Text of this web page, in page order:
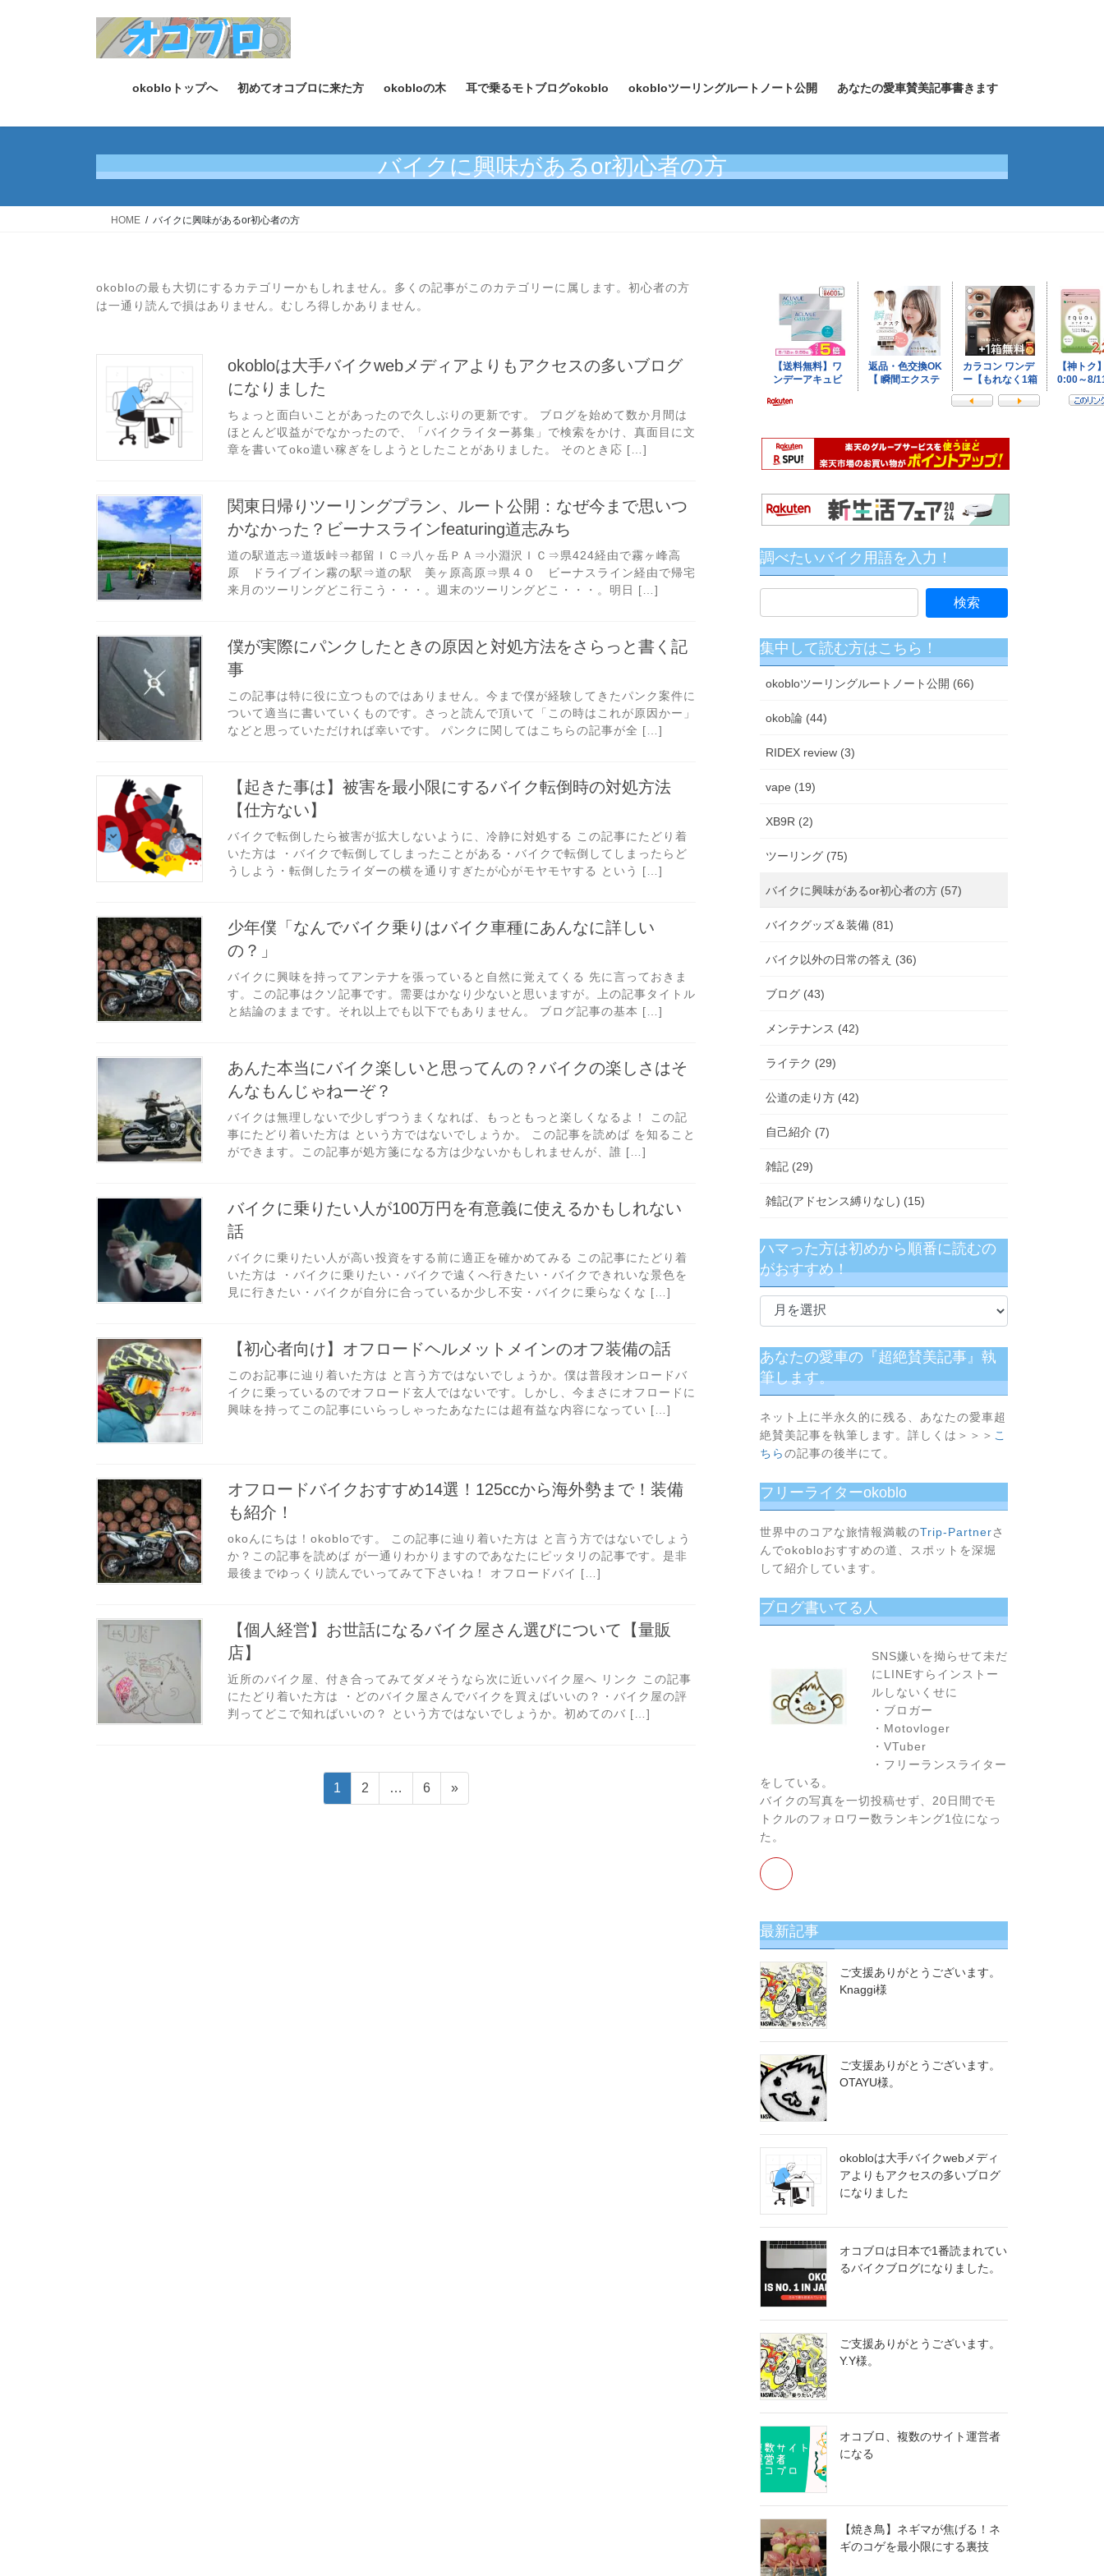
ス
ン
okobloトップへ 初めてオコブロに来た方 okobloの木 耳で乗るモトブログokoblo okobloツーリングルートノート公開 あなたの愛車賛美記事書きます
バイクに興味があるor初心者の方
HOME バイクに興味があるor初心者の方
okobloの最も大切にするカテゴリーかもしれません。多くの記事がこのカテゴリーに属します。初心者の方
は一通り読んで損はありません。むしろ得しかありません。
okobloは大手バイクwebメディアよりもアクセスの多いブログ
になりました
ちょっと面白いことがあったので久しぶりの更新です。 ブログを始めて数か月間は
ほとんど収益がでなかったので、「バイクライター募集」で検索をかけ、真面目に文
章を書いてoko遣い稼ぎをしようとしたことがありました。 そのとき応 […]
関東日帰りツーリングプラン、ルート公開：なぜ今まで思いつ
かなかった？ビーナスラインfeaturing道志みち
道の駅道志⇒道坂峠⇒都留ＩＣ⇒八ヶ岳ＰＡ⇒小淵沢ＩＣ⇒県424経由で霧ヶ峰高
原 ドライブイン霧の駅⇒道の駅 美ヶ原高原⇒県４０ ビーナスライン経由で帰宅
来月のツーリングどこ行こう・・・。週末のツーリングどこ・・・。明日 […]
僕が実際にパンクしたときの原因と対処方法をさらっと書く記
事
この記事は特に役に立つものではありません。今まで僕が経験してきたパンク案件に
ついて適当に書いていくものです。さっと読んで頂いて「この時はこれが原因かー」
などと思っていただければ幸いです。 パンクに関してはこちらの記事が全 […]
【起きた事は】被害を最小限にするバイク転倒時の対処方法
【仕方ない】
バイクで転倒したら被害が拡大しないように、冷静に対処する この記事にたどり着
いた方は ・バイクで転倒してしまったことがある・バイクで転倒してしまったらど
うしよう・転倒したライダーの横を通りすぎたが心がモヤモヤする という […]
少年僕「なんでバイク乗りはバイク車種にあんなに詳しい
の？」
バイクに興味を持ってアンテナを張っていると自然に覚えてくる 先に言っておきま
す。この記事はクソ記事です。需要はかなり少ないと思いますが。上の記事タイトル
と結論のままです。それ以上でも以下でもありません。 ブログ記事の基本 […]
あんた本当にバイク楽しいと思ってんの？バイクの楽しさはそ
んなもんじゃねーぞ？
バイクは無理しないで少しずつうまくなれば、もっともっと楽しくなるよ！ この記
事にたどり着いた方は という方ではないでしょうか。 この記事を読めば を知ること
ができます。この記事が処方箋になる方は少ないかもしれませんが、誰 […]
バイクに乗りたい人が100万円を有意義に使えるかもしれない
話
バイクに乗りたい人が高い投資をする前に適正を確かめてみる この記事にたどり着
いた方は ・バイクに乗りたい・バイクで遠くへ行きたい・バイクできれいな景色を
見に行きたい・バイクが自分に合っているか少し不安・バイクに乗らなくな […]
【初心者向け】オフロードヘルメットメインのオフ装備の話
このお記事に辿り着いた方は と言う方ではないでしょうか。僕は普段オンロードバ
イクに乗っているのでオフロード玄人ではないです。しかし、今まさにオフロードに
興味を持ってこの記事にいらっしゃったあなたには超有益な内容になってい […]
オフロードバイクおすすめ14選！125ccから海外勢まで！装備
も紹介！
okoんにちは！okobloです。 この記事に辿り着いた方は と言う方ではないでしょう
か？この記事を読めば が一通りわかりますのであなたにピッタリの記事です。是非
最後までゆっくり読んでいってみて下さいね！ オフロードバイ […]
【個人経営】お世話になるバイク屋さん選びについて【量販
店】
近所のバイク屋、付き合ってみてダメそうなら次に近いバイク屋へ リンク この記事
にたどり着いた方は ・どのバイク屋さんでバイクを買えばいいの？・バイク屋の評
判ってどこで知ればいいの？ という方ではないでしょうか。初めてのバ […]
固
定
1
固
定
2 …
固
定
6 »
調べたいバイク用語を入力！
集中して読む方はこちら！
okobloツーリングルートノート公開 (66)
okob論 (44)
RIDEX review (3)
vape (19)
XB9R (2)
ツーリング (75)
バイクに興味があるor初心者の方 (57)
バイクグッズ＆装備 (81)
バイク以外の日常の答え (36)
ブログ (43)
メンテナンス (42)
ライテク (29)
公道の走り方 (42)
自己紹介 (7)
雑記 (29)
雑記(アドセンス縛りなし) (15)
ハマった方は初めから順番に読むの
がおすすめ！
ハ
た
方
は
初
め
か
順
番
に
読
む
が
あなたの愛車の『超絶賛美記事』執
筆します。
ネット上に半永久的に残る、あなたの愛車超
絶賛美記事を執筆します。詳しくは＞＞＞ こ
ちらの記事の後半にて。
フリーライターokoblo
世界中のコアな旅情報満載のTrip-Partnerさ
んでokobloおすすめの道、スポットを深堀
して紹介しています。
ブログ書いてる人
SNS嫌いを拗らせて未だ
にLINEすらインストー
ルしないくせに
・ブロガー
・Motovloger
・VTuber
・フリーランスライター
をしている。
バイクの写真を一切投稿せず、20日間でモ
トクルのフォロワー数ランキング1位になっ
た。
最新記事
ご支援ありがとうございます。
Knaggi様
ご支援ありがとうございます。
OTA​YU様。
okobloは大手バイクwebメディ
アよりもアクセスの多いブログ
になりました
オコブロは日本で1番読まれてい
るバイクブログになりました。
ご支援ありがとうございます。
Y.Y様。
オコブロ、複数のサイト運営者
になる
【焼き鳥】ネギマが焦げる！ネ
ギのコゲを最小限にする裏技